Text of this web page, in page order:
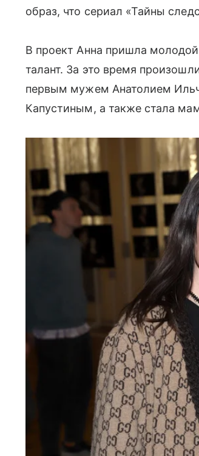
образ, что сериал «Тайны
В проект Анна пришла молодой
талант. За это время
первым мужем Анатолием
Капустиным, а также стала